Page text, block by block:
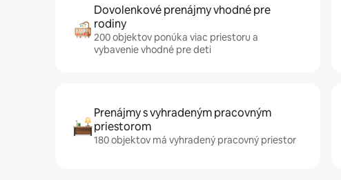
Dovolenkové prenájmy vhodné pre
rodiny
200 objektov ponúka viac priestoru a
vybavenie vhodné pre deti
Prenájmy s vyhradeným pracovným
priestorom
180 objektov má vyhradený pracovný priestor